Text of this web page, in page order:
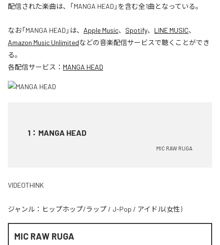
配信された楽曲は、「MANGA HEAD」を含む全1曲となっている。
なお「MANGA HEAD 」は、 Apple Music、 Spotify、 LINE MUSIC、
Amazon Music Unlimitedなどの音楽配信サービスで聴くことができ
る。
各配信サービス： MANGA HEAD
1 ： MANGA HEAD
MIC RAW RUGA
VIDEOTHINK
ジャンル： ヒップホップ/ラップ / J-Pop / アイドル(女性)
MIC RAW RUGA